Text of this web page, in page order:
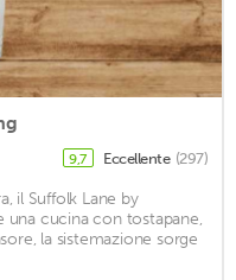
9,7 Eccellente (297)
il Suffolk Lane by
una cucina con tostapane,
la sistemazione sorge